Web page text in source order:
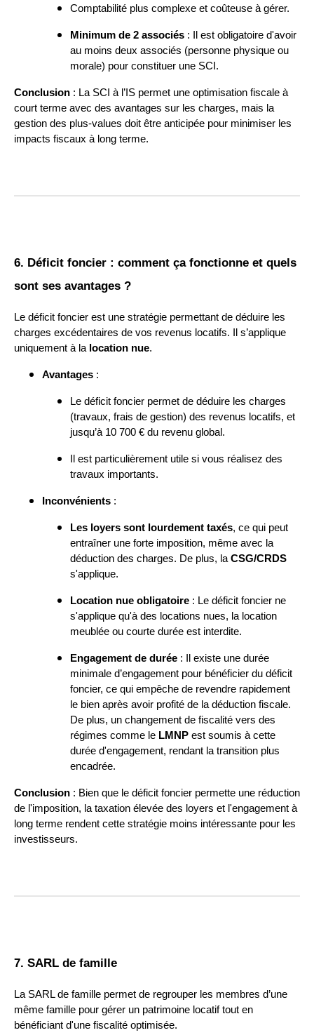
Comptabilité plus complexe et coûteuse à gérer.
Minimum de 2 associés : Il est obligatoire d'avoir
au moins deux associés (personne physique ou
morale) pour constituer une SCI.
Conclusion : La SCI à l’IS permet une optimisation fiscale à
court terme avec des avantages sur les charges, mais la
gestion des plus-values doit être anticipée pour minimiser les
impacts fiscaux à long terme.
6. Déficit foncier : comment ça fonctionne et quels
sont ses avantages ?
Le déficit foncier est une stratégie permettant de déduire les
charges excédentaires de vos revenus locatifs. Il s’applique
uniquement à la location nue.
Avantages :
Le déficit foncier permet de déduire les charges
(travaux, frais de gestion) des revenus locatifs, et
jusqu’à 10 700 € du revenu global.
Il est particulièrement utile si vous réalisez des
travaux importants.
Inconvénients :
Les loyers sont lourdement taxés, ce qui peut
entraîner une forte imposition, même avec la
déduction des charges. De plus, la CSG/CRDS
s'applique.
Location nue obligatoire : Le déficit foncier ne
s'applique qu'à des locations nues, la location
meublée ou courte durée est interdite.
Engagement de durée : Il existe une durée
minimale d’engagement pour bénéficier du déficit
foncier, ce qui empêche de revendre rapidement
le bien après avoir profité de la déduction fiscale.
De plus, un changement de fiscalité vers des
régimes comme le LMNP est soumis à cette
durée d'engagement, rendant la transition plus
encadrée.
Conclusion : Bien que le déficit foncier permette une réduction
de l'imposition, la taxation élevée des loyers et l'engagement à
long terme rendent cette stratégie moins intéressante pour les
investisseurs.
7. SARL de famille
La SARL de famille permet de regrouper les membres d’une
même famille pour gérer un patrimoine locatif tout en
bénéficiant d'une fiscalité optimisée.